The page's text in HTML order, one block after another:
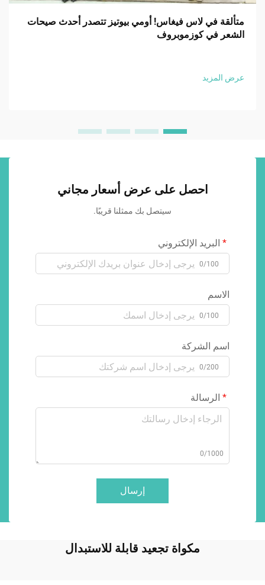
متألقة في لاس فيغاس! أومي بيوتيز تتصدر أحدث صيحات
الشعر في كوزموبروف
عرض المزيد
احصل على عرض أسعار مجاني
سيتصل بك ممثلنا قريبًا.
البريد الإلكتروني
0/100
الاسم
0/100
اسم الشركة
0/200
الرسالة
0/1000
إرسال
مكواة تجعيد قابلة للاستبدال